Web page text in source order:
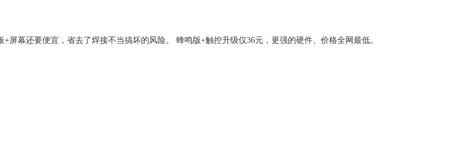
屏幕还要便宜，省去了焊接不当搞坏的风险。 蜂鸣版+触控升级仅36元，更强的硬件、价格全网最低。